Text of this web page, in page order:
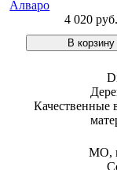
4 020 руб.
Качественные
МО,